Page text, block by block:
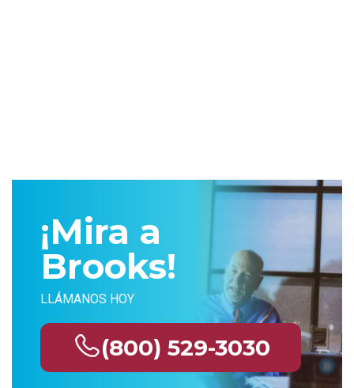
¡Mira a
Brooks!
LLÁMANOS HOY
(800) 529-3030